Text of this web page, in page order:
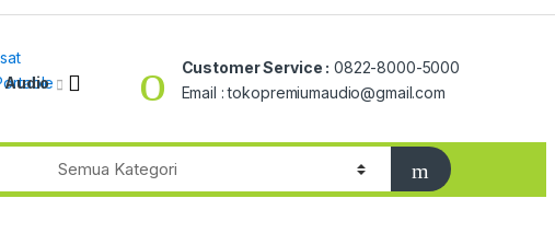
Audio
Customer Service : 0822-8000-5000
Email : tokopremiumaudio@gmail.com